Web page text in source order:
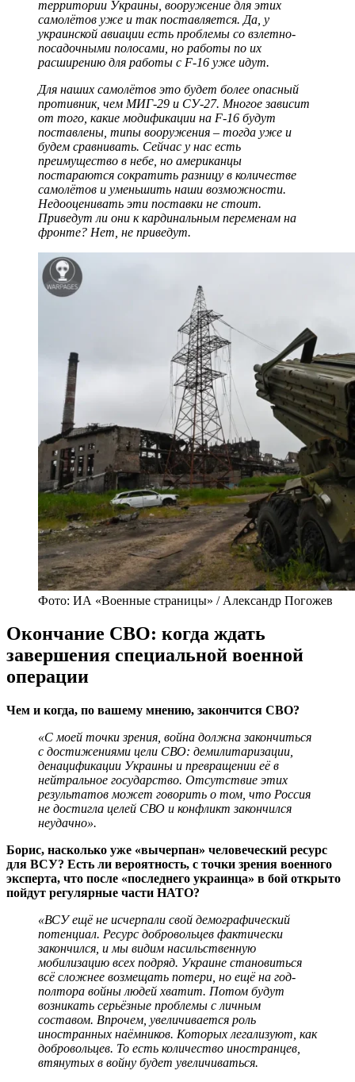
территории Украины, вооружение для этих
самолётов уже и так поставляется. Да, у
украинской авиации есть проблемы со взлетно-
посадочными полосами, но работы по их
расширению для работы с F-16 уже идут.
Для наших самолётов это будет более опасный
противник, чем МИГ-29 и СУ-27. Многое зависит
от того, какие модификации на F-16 будут
поставлены, типы вооружения – тогда уже и
будем сравнивать. Сейчас у нас есть
преимущество в небе, но американцы
постараются сократить разницу в количестве
самолётов и уменьшить наши возможности.
Недооценивать эти поставки не стоит.
Приведут ли они к кардинальным переменам на
фронте? Нет, не приведут.
Фото: ИА «Военные страницы» / Александр Погожев
Окончание СВО: когда ждать
завершения специальной военной
операции
Чем и когда, по вашему мнению, закончится СВО?
«С моей точки зрения, война должна закончиться
с достижениями цели СВО: демилитаризации,
денацификации Украины и превращении её в
нейтральное государство. Отсутствие этих
результатов может говорить о том, что Россия
не достигла целей СВО и конфликт закончился
неудачно».
Борис, насколько уже «вычерпан» человеческий ресурс
для ВСУ? Есть ли вероятность, с точки зрения военного
эксперта, что после «последнего украинца» в бой открыто
пойдут регулярные части НАТО?
«ВСУ ещё не исчерпали свой демографический
потенциал. Ресурс добровольцев фактически
закончился, и мы видим насильственную
мобилизацию всех подряд. Украине становиться
всё сложнее возмещать потери, но ещё на год-
полтора войны людей хватит. Потом будут
возникать серьёзные проблемы с личным
составом. Впрочем, увеличивается роль
иностранных наёмников. Которых легализуют, как
добровольцев. То есть количество иностранцев,
втянутых в войну будет увеличиваться.